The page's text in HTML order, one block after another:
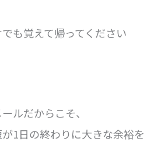
も覚えて帰ってください
ルだからこそ、
1日の終わりに大きな余裕を